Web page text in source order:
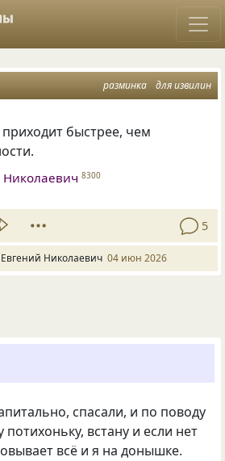
разминка для извилин
быстрее, чем
Николаевич 8300
5
Евгений Николаевич 04 июн 2026
спасали, и по поводу
потихоньку, встану и если нет
всё и я на донышке.